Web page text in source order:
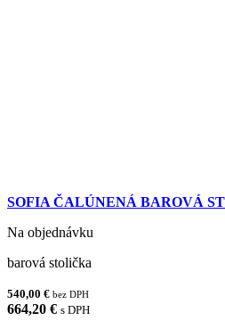
SOFIA ČALÚNENÁ BAROVÁ
Na objednávku
barová stolička
540,00 € bez DPH
664,20 € s DPH